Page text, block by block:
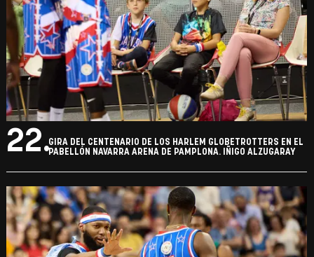
22.GIRA DEL CENTENARIO DE LOS HARLEM GLOBETROTTERS EN EL
PABELLÓN NAVARRA ARENA DE PAMPLONA. IÑIGO ALZUGARAY